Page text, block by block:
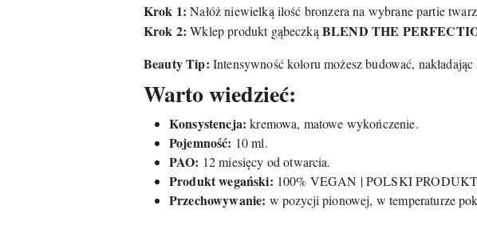
Krok 1: Nałóż niewielką ilość bronzera na wybrane partie
Krok 2: Wklep produkt gąbeczkąBLEND THE
Beauty Tip: Intensywność koloru możesz budować,
Warto wiedzieć:
Konsystencja: kremowa, matowe wykończenie.
Pojemność: 10 ml.
PAO: 12 miesięcy od otwarcia.
Produkt wegański: 100% VEGAN | POLSKI
Przechowywanie: w pozycji pionowej, w temperaturze